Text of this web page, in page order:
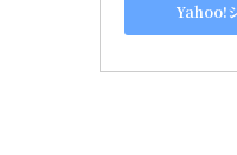
Yahoo!